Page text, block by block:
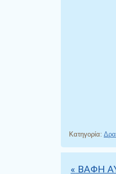
Κατηγορία:
« ΒΑΦΗ